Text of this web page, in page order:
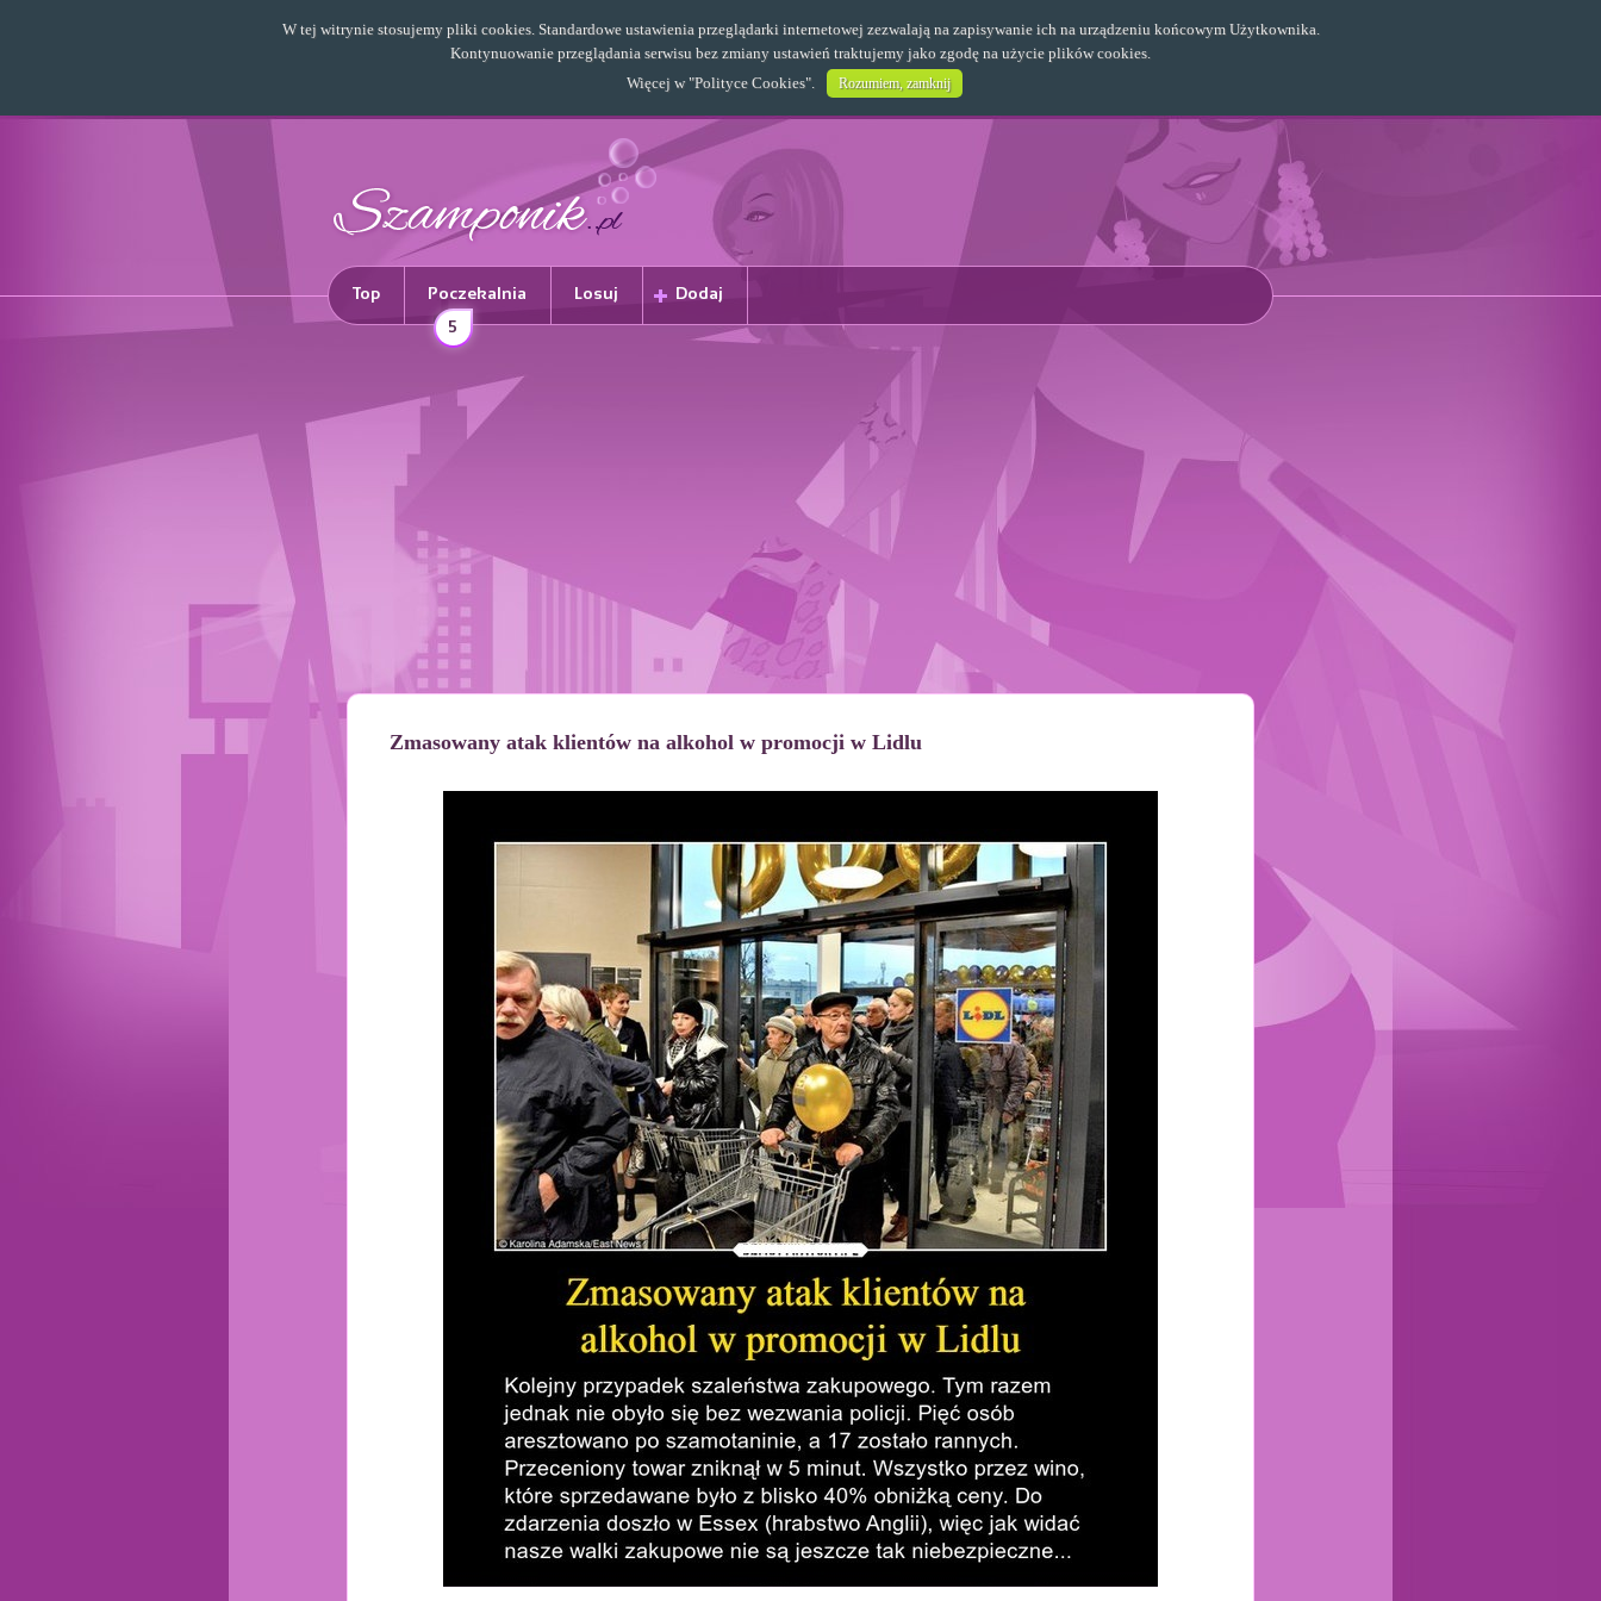
Top Poczekalnia
5
Losuj Dodaj
Zmasowany atak klientów na alkohol w promocji w Lidlu
W tej witrynie stosujemy pliki cookies. Standardowe ustawienia przeglądarki internetowej zezwalają na zapisywanie ich na urządzeniu końcowym Użytkownika.
Kontynuowanie przeglądania serwisu bez zmiany ustawień traktujemy jako zgodę na użycie plików cookies.
Więcej w "Polityce Cookies". Rozumiem, zamknij